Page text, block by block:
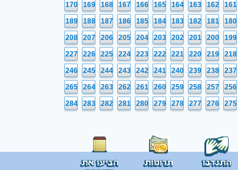
161
162
163
164
165
166
167
168
169
170
180
181
182
183
184
185
186
187
188
189
199
200
201
202
203
204
205
206
207
208
218
219
220
221
222
223
224
225
226
227
237
238
239
240
241
242
243
244
245
246
256
257
258
259
260
261
262
263
264
265
275
276
277
278
279
280
281
282
283
284